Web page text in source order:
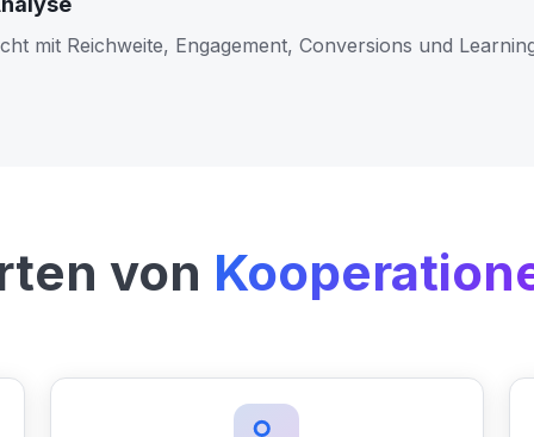
mit Reichweite, Engagement, Conversions und
von